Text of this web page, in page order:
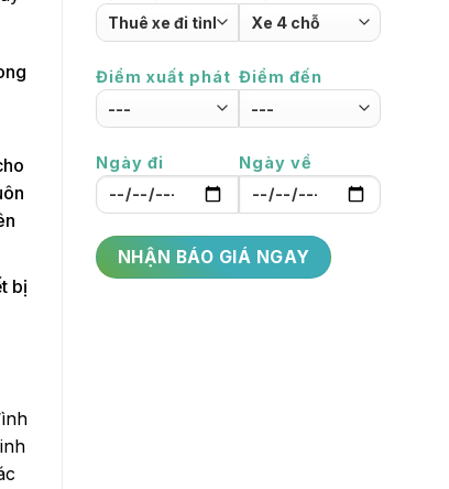
bị
Điểm xuất phát Điểm đến
Ngày đi Ngày về